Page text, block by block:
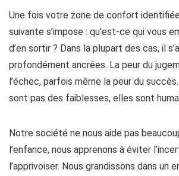
Une fois votre zone de confort
suivante s’impose : qu’est-ce qui vous
d’en sortir ? Dans la plupart des cas, il
profondément ancrées. La peur du
l’échec, parfois même la peur du
sont pas des faiblesses, elles sont
Notre société ne nous aide pas
l’enfance, nous apprenons à éviter
l’apprivoiser. Nous grandissons dans un